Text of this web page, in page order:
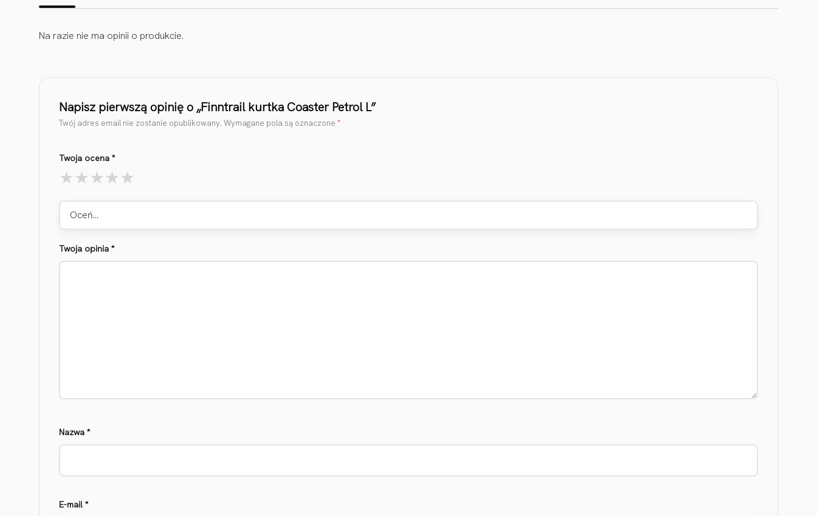
Na razie nie ma opinii o produkcie.
Napisz pierwszą opinię o „Finntrail kurtka Coaster Petrol L”
Twój adres email nie zostanie opublikowany. Wymagane pola są oznaczone *
Twoja ocena *
Oceń…
Twoja opinia *
Nazwa *
E-mail *